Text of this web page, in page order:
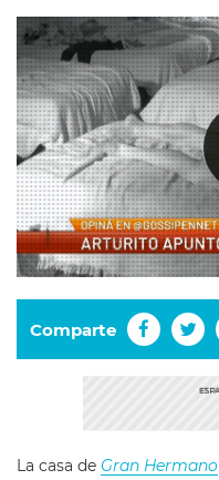
Comparte
La casa de Gran Hermano